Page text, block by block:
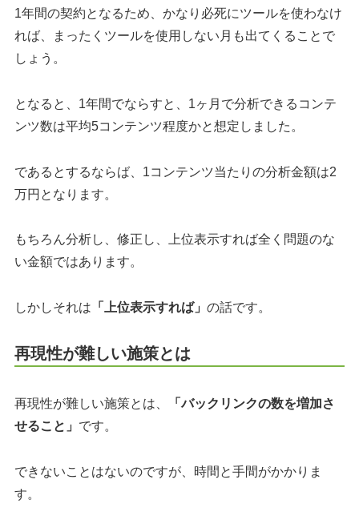
1年間の契約となるため、かなり必死にツールを使わなけ
れば、まったくツールを使用しない月も出てくることで
しょう。
となると、1年間でならすと、1ヶ月で分析できるコンテ
ンツ数は平均5コンテンツ程度かと想定しました。
であるとするならば、1コンテンツ当たりの分析金額は2
万円となります。
もちろん分析し、修正し、上位表示すれば全く問題のな
い金額ではあります。
しかしそれは 「上位表示すれば」の話です。
再現性が難しい施策とは
再現性が難しい施策とは、
「バックリンクの数を増加さ
せること」 です。
できないことはないのですが、時間と手間がかかりま
す。